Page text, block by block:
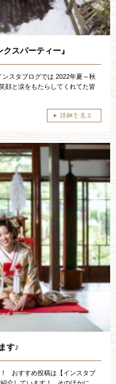
スパーティー』
スタブログでは 2022年夏～秋
顔と涙をもたらしてくれてた皆
す♪
おすすめ投稿は【インスタブ